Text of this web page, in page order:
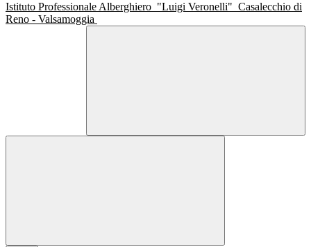
Istituto Professionale Alberghiero "Luigi Veronelli" Casalecchio di
Reno - Valsamoggia